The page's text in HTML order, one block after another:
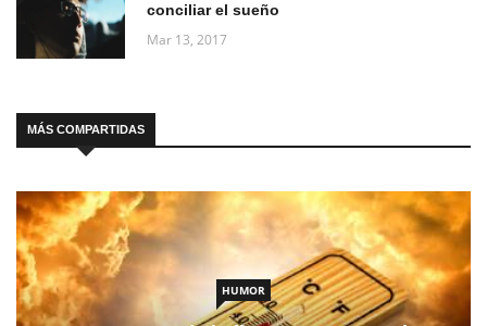
conciliar el sueño
Mar 13, 2017
MÁS COMPARTIDAS
HUMOR